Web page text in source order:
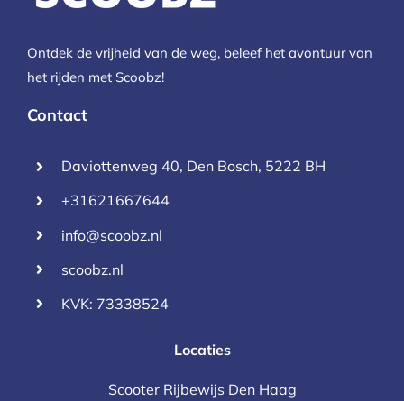
Ontdek de vrijheid van de weg, beleef het avontuur van
het rijden met Scoobz!
Contact
Daviottenweg 40, Den Bosch, 5222 BH
+31621667644
info@scoobz.nl
scoobz.nl
KVK: 73338524
Locaties
Scooter Rijbewijs Den Haag